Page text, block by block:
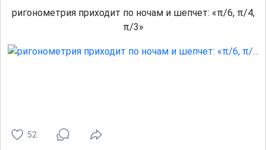
ригонометрия приходит по ночам и шепчет: «π/6, π/4,
π/3»
52